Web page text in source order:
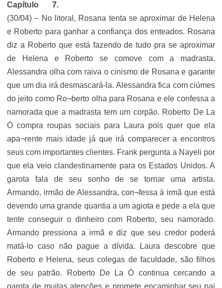
Capítulo
(30/04) – No litoral, Rosana tenta se aproximar de Helena
e Roberto para ganhar a confiança dos enteados. Rosana
diz a Roberto que está fazendo de tudo pra se aproximar
de Helena e Roberto se comove com a madrasta.
Alessandra olha com raiva o cinismo de Rosana e garante
que um dia irá desmascará-la. Alessandra fica com ciúmes
do jeito como Ro¬berto olha para Rosana e ele confessa a
namorada que a madrasta tem um corpão. Roberto De La
Ó compra roupas sociais para Laura pois quer que ela
apa¬rente mais idade já que irá comparecer a encontros
seus com importantes clientes. Frank pergunta a Nayeli por
que ela veio clandestinamente para os Estados Unidos. A
garota fala de seu sonho de se tornar uma artista.
Armando, irmão de Alessandra, con¬fessa à irmã que está
devendo uma grande quantia a um agiota e pede a ela que
tente conseguir o dinheiro com Roberto, seu namorado.
Armando pressiona a irmã e diz que seu credor poderá
matá-lo caso não pague a dívida. Laura descobre que
Roberto e Helena, seus colegas de faculdade, são filhos
de seu patrão. Roberto De La Ó continua cercando a
garota de muitas atenções e promete encaminhar seu pai